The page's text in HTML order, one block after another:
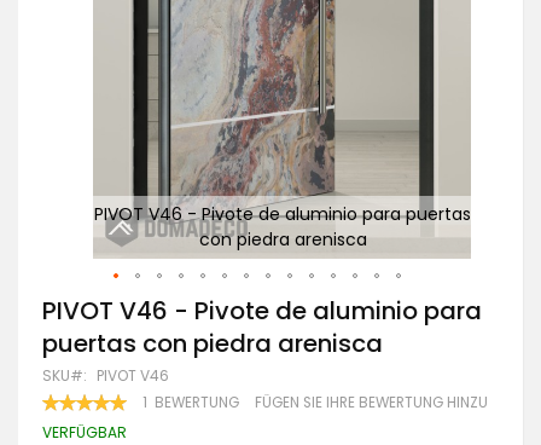
PIVOT V46 - Pivote de aluminio para puertas
con piedra arenisca
Zum
Anfang
der
Bildgalerie
springen
PIVOT V46 - Pivote de aluminio para
puertas con piedra arenisca
SKU PIVOT V46
BEWERTUNG:
100
1 BEWERTUNG FÜGEN SIE IHRE BEWERTUNG HINZU
VERFÜGBAR